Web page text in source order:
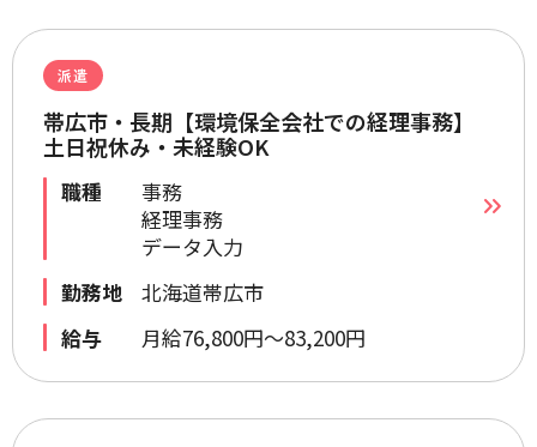
派遣
帯広市・長期【環境保全会社での経理事務】
土日祝休み・未経験OK
職種
事務
経理事務
データ入力
勤務地
北海道帯広市
給与
月給76,800円～83,200円